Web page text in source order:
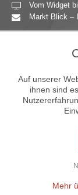
Vom Widget
Markt Blick –
Einzelhandel
Bildung &
Presse & Medien
Auf unserer
ihnen sind
Mehr